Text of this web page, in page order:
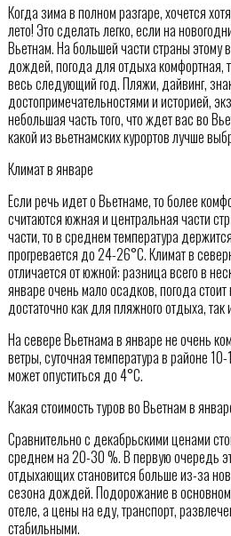
Когда зима в полном разгаре, хочется
лето! Это сделать легко, если на
Вьетнам. На большей части страны этому
дождей, погода для отдыха комфортная,
весь следующий год. Пляжи, дайвинг,
достопримечательностями и историей,
небольшая часть того, что ждет вас во
какой из вьетнамских курортов лучше
Климат в январе
Если речь идет о Вьетнаме, то более
считаются южная и центральная части
части, то в среднем температура
прогревается до 24-26°С. Климат в
отличается от южной: разница всего в
январе очень мало осадков, погода
достаточно как для пляжного отдыха, так
На севере Вьетнама в январе не очень
ветры, суточная температура в районе
может опуститься до 4°С.
Какая стоимость туров во Вьетнам в
Сравнительно с декабрьскими ценами
среднем на 20-30 %. В первую очередь
отдыхающих становится больше из-за
сезона дождей. Подорожание в
отеле, а цены на еду, транспорт,
стабильными.